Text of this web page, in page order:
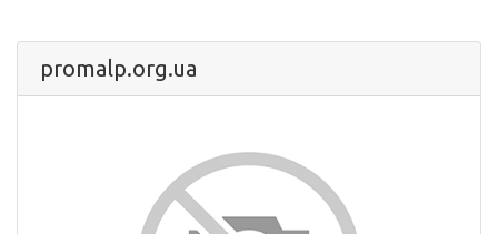
promalp.org.ua